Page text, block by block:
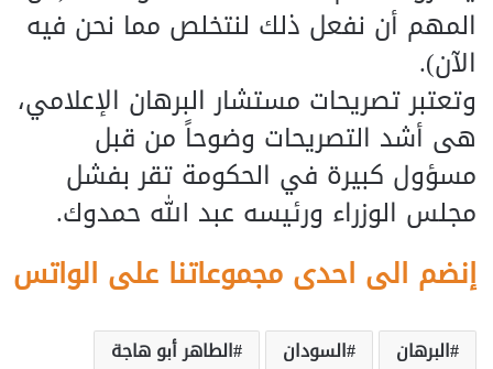
المهم أن نفعل ذلك لنتخلص مما نحن فيه
الآن).
وتعتبر تصريحات مستشار البرهان الإعلامي،
هى أشد التصريحات وضوحاً من قبل
مسؤول كبيرة في الحكومة تقر بفشل
مجلس الوزراء ورئيسه عبد الله حمدوك.
إنضم الى احدى مجموعاتنا على الواتس
البرهان السودان
الطاهر أبو هاجة